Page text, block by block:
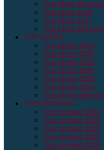
Top Films
Top Films 2018
Top Films 2017
Top Films
TOP SERIES
Top séries 2024
Top séries 2023
Top séries 2022
Top séries 2021
Top séries 2020
Top séries 2019
Top séries
TOPS ROMANS
Top romans 2024
Top romans 2023
Top romans 2022
Top romans 2021
Top romans 2020